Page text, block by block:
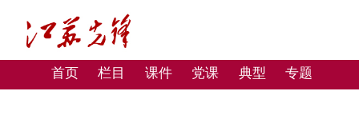
首页 栏目 课件 党课 典型 专题